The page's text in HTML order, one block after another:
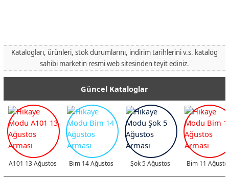
Katalogları, ürünleri, stok durumlarını, indirim tarihlerini v.s. katalog
sahibi marketin resmi web sitesinden teyit ediniz.
Güncel Kataloglar
A101 13 Ağustos Bim 14 Ağustos Şok 5 Ağustos Bim 11